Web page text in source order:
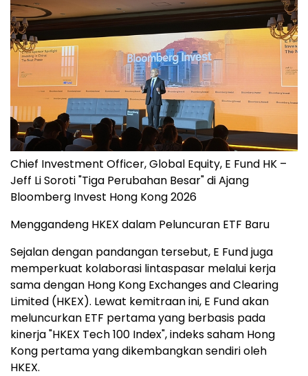
Chief Investment Officer, Global Equity, E Fund HK –
Jeff Li Soroti "Tiga Perubahan Besar" di Ajang
Bloomberg Invest Hong Kong 2026
Menggandeng HKEX dalam Peluncuran ETF Baru
Sejalan dengan pandangan tersebut, E Fund juga
memperkuat kolaborasi lintaspasar melalui kerja
sama dengan Hong Kong Exchanges and Clearing
Limited (HKEX). Lewat kemitraan ini, E Fund akan
meluncurkan ETF pertama yang berbasis pada
kinerja "HKEX Tech 100 Index", indeks saham Hong
Kong pertama yang dikembangkan sendiri oleh
HKEX.